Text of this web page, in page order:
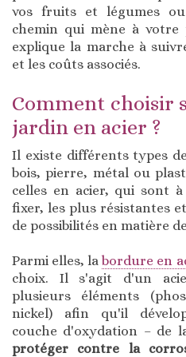
vos fruits et légumes
chemin qui mène à
explique la marche à
et les coûts associés.
Comment choisir
jardin en acier ?
Il existe différents types
bois, pierre, métal ou
celles en acier, qui sont
fixer, les plus résistantes
de possibilités en matière
Parmi elles, labordure en
choix. Il s'agit d'un
plusieurs éléments
nickel) afin qu'il
couche d'oxydation – de
protéger contre la